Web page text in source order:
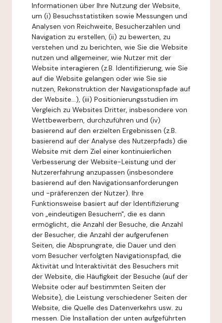
Informationen über Ihre Nutzung der Website,
um (i) Besuchsstatistiken sowie Messungen und
Analysen von Reichweite, Besucherzahlen und
Navigation zu erstellen, (ii) zu bewerten, zu
verstehen und zu berichten, wie Sie die Website
nutzen und allgemeiner, wie Nutzer mit der
Website interagieren (z.B. Identifizierung, wie Sie
auf die Website gelangen oder wie Sie sie
nutzen, Rekonstruktion der Navigationspfade auf
der Website...), (iii) Positionierungsstudien im
Vergleich zu Websites Dritter, insbesondere von
Wettbewerbern, durchzuführen und (iv)
basierend auf den erzielten Ergebnissen (z.B.
basierend auf der Analyse des Nutzerpfads) die
Website mit dem Ziel einer kontinuierlichen
Verbesserung der Website-Leistung und der
Nutzererfahrung anzupassen (insbesondere
basierend auf den Navigationsanforderungen
und -präferenzen der Nutzer). Ihre
Funktionsweise basiert auf der Identifizierung
von „eindeutigen Besuchern", die es dann
ermöglicht, die Anzahl der Besuche, die Anzahl
der Besucher, die Anzahl der aufgerufenen
Seiten, die Absprungrate, die Dauer und den
vom Besucher verfolgten Navigationspfad, die
Aktivität und Interaktivität des Besuchers mit
der Website, die Häufigkeit der Besuche (auf der
Website oder auf bestimmten Seiten der
Website), die Leistung verschiedener Seiten der
Website, die Quelle des Datenverkehrs usw. zu
messen. Die Installation der unten aufgeführten